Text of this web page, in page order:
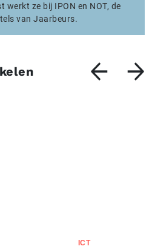
werkt ze bij IPON en NOT, de
van Jaarbeurs.
ICT